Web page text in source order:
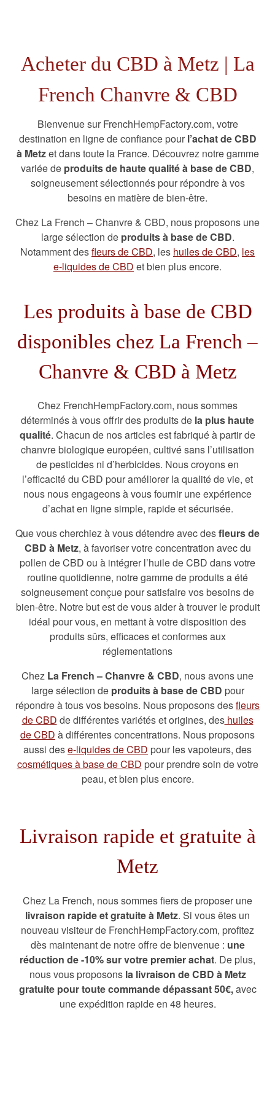
Acheter du CBD à Metz | La
French Chanvre & CBD
Bienvenue sur FrenchHempFactory.com, votre
destination en ligne de confiance pour l’achat de CBD
à Metzet dans toute la France. Découvrez notre gamme
variée de produits de haute qualité à base de CBD,
soigneusement sélectionnés pour répondre à vos
besoins en matière de bien-être.
Chez La French – Chanvre & CBD, nous proposons une
large sélection de produits à base de CBD.
Notamment desfleurs de CBD, les huiles de CBD, les
e-liquides de CBD et bien plus encore.
Les produits à base de CBD
disponibles chez La French –
Chanvre & CBD à Metz
Chez FrenchHempFactory.com, nous sommes
déterminés à vous offrir des produits de la plus haute
qualité. Chacun de nos articles est fabriqué à partir de
chanvre biologique européen, cultivé sans l’utilisation
de pesticides ni d’herbicides. Nous croyons en
l’efficacité du CBD pour améliorer la qualité de vie, et
nous nous engageons à vous fournir une expérience
d’achat en ligne simple, rapide et sécurisée.
Que vous cherchiez à vous détendre avec desfleurs de
CBD à Metz, à favoriser votre concentration avec du
pollen de CBD ou à intégrer l’huile de CBD dans votre
routine quotidienne, notre gamme de produits a été
soigneusement conçue pour satisfaire vos besoins de
bien-être. Notre but est de vous aider à trouver le produit
idéal pour vous, en mettant à votre disposition des
produits sûrs, efficaces et conformes aux
réglementations
Chez La French – Chanvre & CBD, nous avons une
large sélection de produits à base de CBD pour
répondre à tous vos besoins. Nous proposons desfleurs
de CBD de différentes variétés et origines, deshuiles
de CBD à différentes concentrations. Nous proposons
aussi dese-liquides de CBD pour les vapoteurs, des
cosmétiques à base de CBD pour prendre soin de votre
peau, et bien plus encore.
Livraison rapide et gratuite à
Metz
Chez La French, nous sommes fiers de proposer une
livraison rapide et gratuite à Metz. Si vous êtes un
nouveau visiteur de FrenchHempFactory.com, profitez
dès maintenant de notre offre de bienvenue : une
réduction de -10% sur votre premier achat. De plus,
nous vous proposons la livraison de CBD à Metz
gratuite pour toute commande dépassant 50€,avec
une expédition rapide en 48 heures.